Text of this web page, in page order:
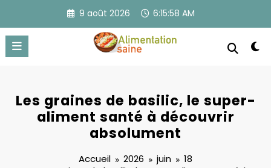
contenu
9 août 2026 6:15:58 AM
Les graines de basilic, le super-
aliment santé à découvrir
absolument
Accueil 2026 juin
18